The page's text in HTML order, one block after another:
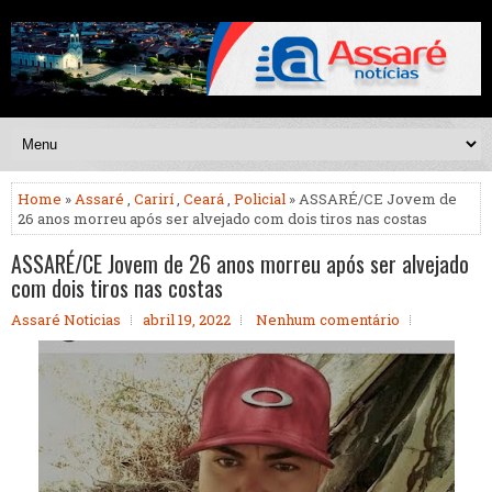
Home »Assaré , Carirí, Ceará, Policial » ASSARÉ/CE Jovem de
26 anos morreu após ser alvejado com dois tiros nas costas
ASSARÉ/CE Jovem de 26 anos morreu após ser alvejado
com dois tiros nas costas
Assaré Noticias abril 19, 2022 Nenhum comentário